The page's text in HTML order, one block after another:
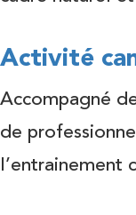
Activité
Accompagné
de
l’entrainement